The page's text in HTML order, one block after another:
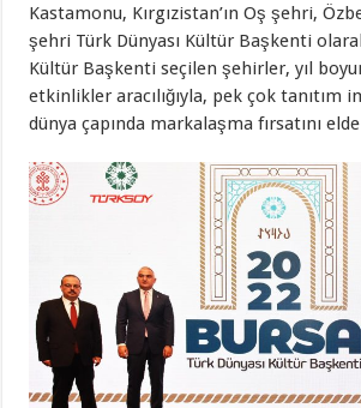
Kastamonu, Kırgızistan’ın Oş şehri,
şehri Türk Dünyası Kültür Başkenti
Kültür Başkenti seçilen şehirler, yıl
etkinlikler aracılığıyla, pek çok tanıtım
dünya çapında markalaşma fırsatını